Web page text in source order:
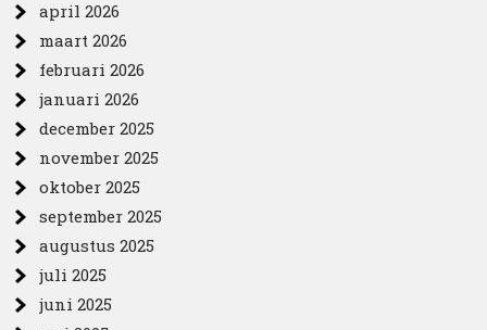
april 2026
maart 2026
februari 2026
januari 2026
december 2025
november 2025
oktober 2025
september 2025
augustus 2025
juli 2025
juni 2025